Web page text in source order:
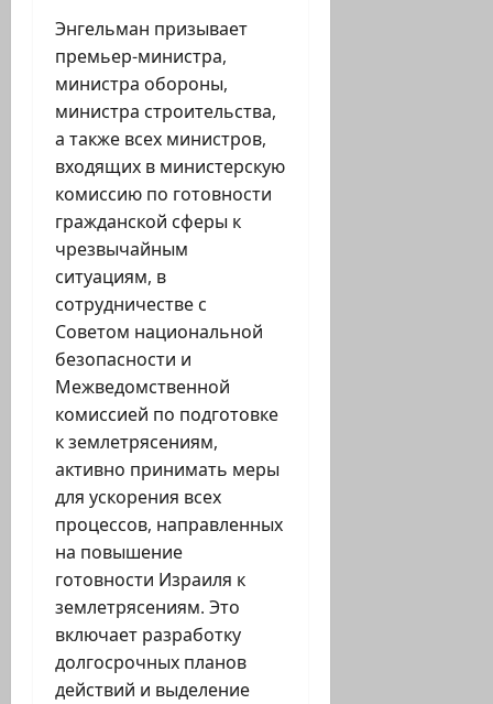
Энгельман призывает
премьер-министра,
министра обороны,
министра строительства,
а также всех министров,
входящих в министерскую
комиссию по готовности
гражданской сферы к
чрезвычайным
ситуациям, в
сотрудничестве с
Советом национальной
безопасности и
Межведомственной
комиссией по подготовке
к землетрясениям,
активно принимать меры
для ускорения всех
процессов, направленных
на повышение
готовности Израиля к
землетрясениям. Это
включает разработку
долгосрочных планов
действий и выделение